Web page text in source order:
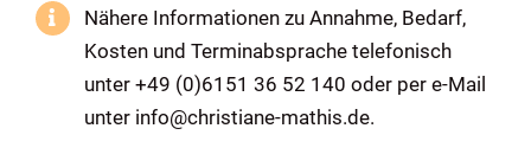
Nähere Informationen zu Annahme, Bedarf,
Kosten und Terminabsprache telefonisch
unter +49 (0)6151 36 52 140 oder per e-Mail
unter info@christiane-mathis.de.